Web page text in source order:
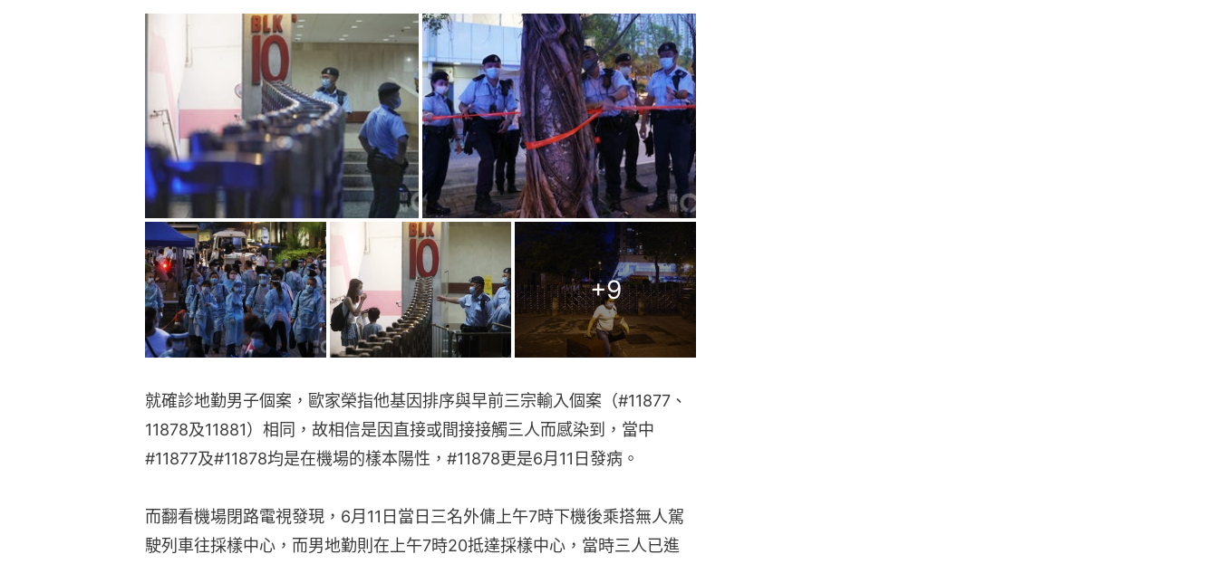
+9
就確診地勤男子個案，歐家榮指他基因排序與早前三宗輸入個案（#11877、
11878及11881）相同，故相信是因直接或間接接觸三人而感染到，當中
#11877及#11878均是在機場的樣本陽性，#11878更是6月11日發病。
而翻看機場閉路電視發現，6月11日當日三名外傭上午7時下機後乘搭無人駕
駛列車往採樣中心，而男地勤則在上午7時20抵達採樣中心，當時三人已進